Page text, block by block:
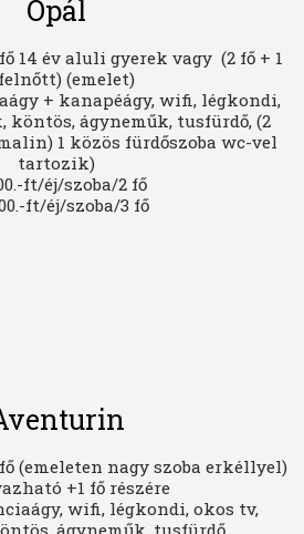
Opál
14 év aluli gyerek vagy  (2 fő + 1
(emelet)
+ kanapéágy, wifi, légkondi,
köntös, ágyneműk, tusfürdő, (2
1 közös fürdőszoba wc-vel
tartozik)
ft/éj/szoba/2 fő
ft/éj/szoba/3 fő
(emeleten nagy szoba erkéllyel)
+1 fő részére
wifi, légkondi, okos tv,
ágyneműk, tusfürdő,